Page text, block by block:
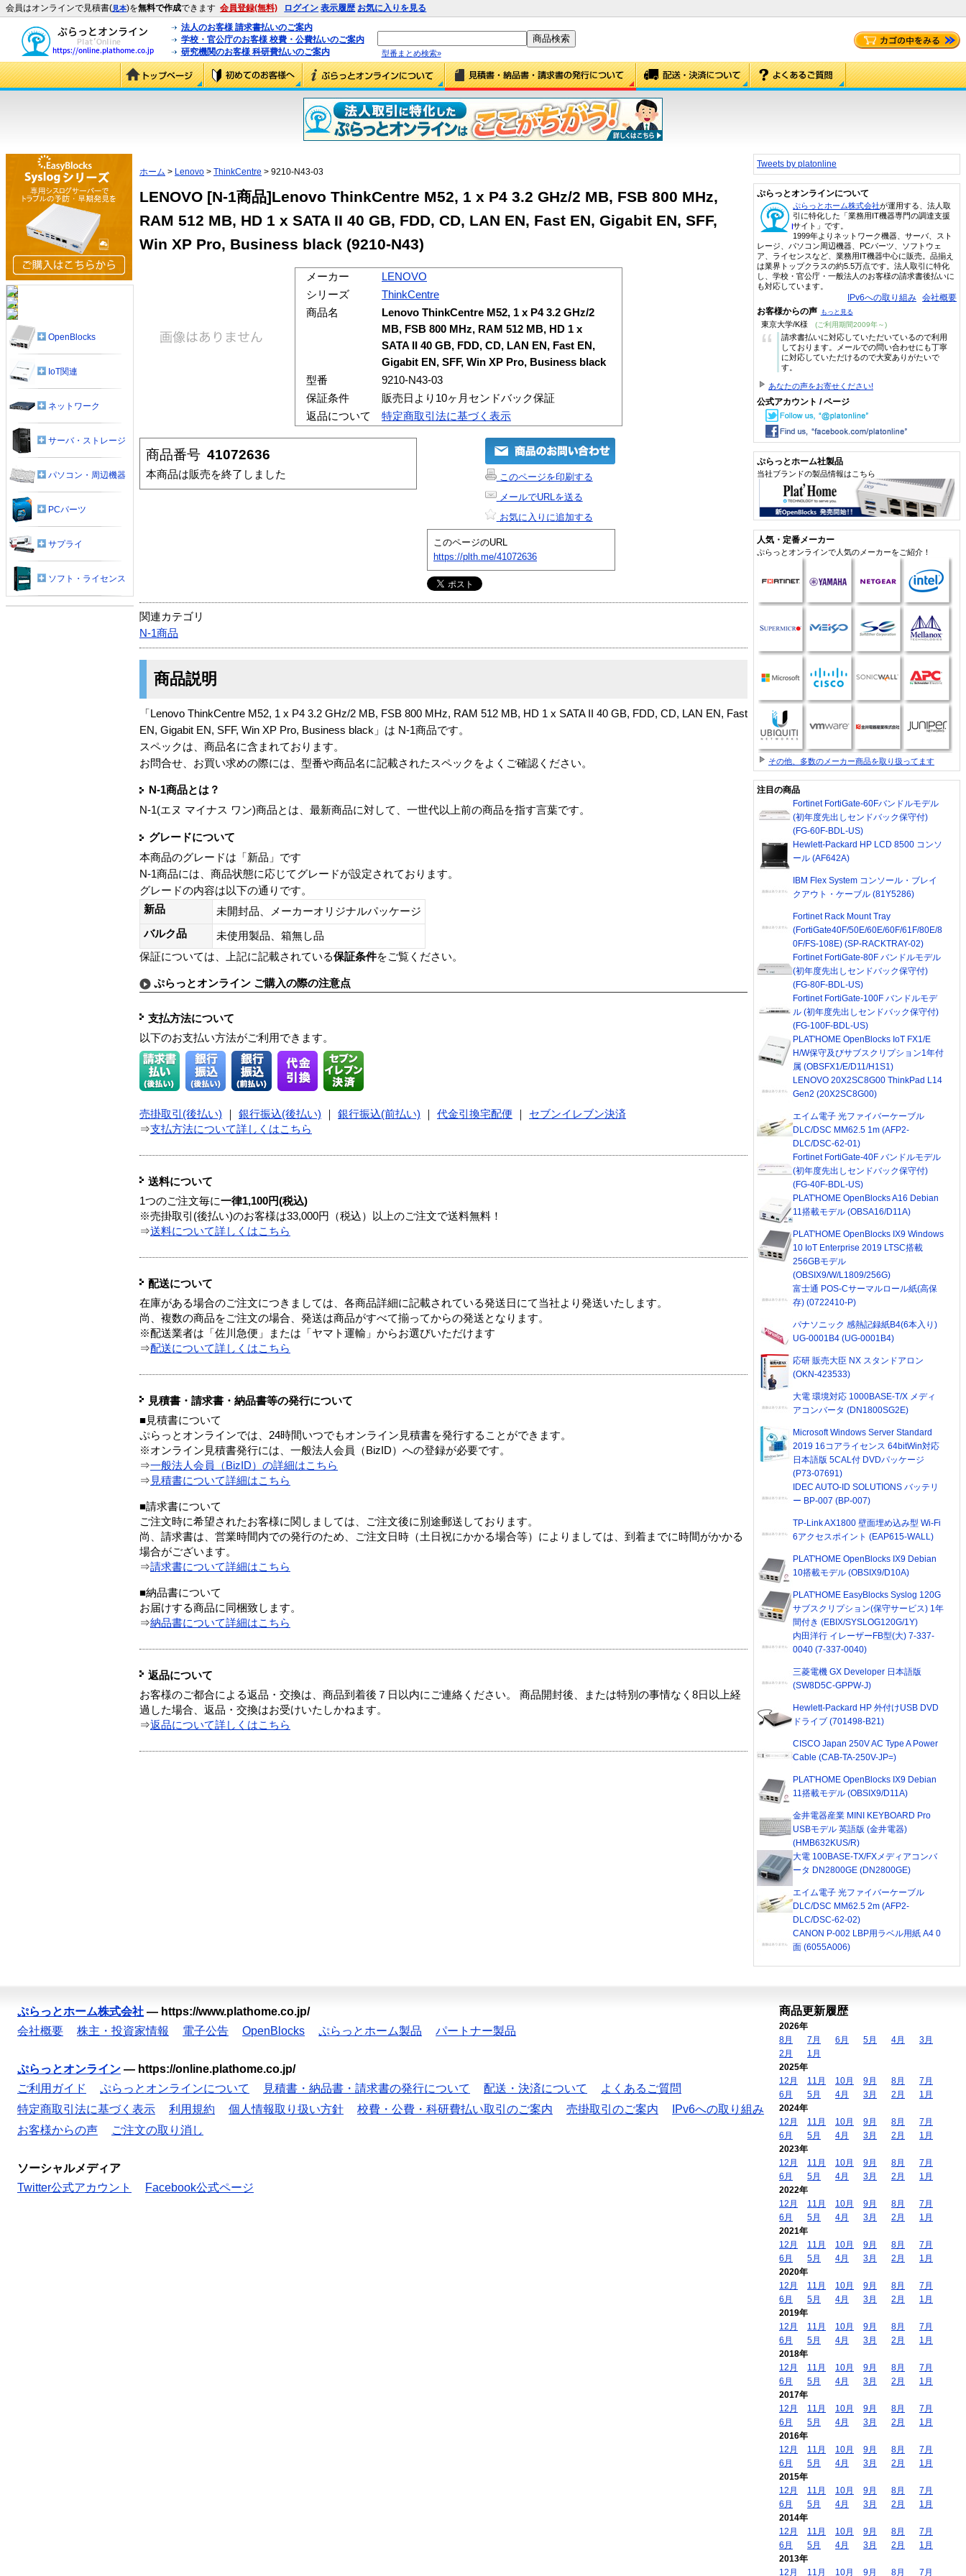
会員はオンラインで見積書(見本)を無料で作成できます 会員登録(無料) ログイン 表示履歴 お気に入りを見る
法人のお客様 請求書払いのご案内
学校・官公庁のお客様 校費・公費払いのご案内
研究機関のお客様 科研費払いのご案内
型番まとめ検索»
ホーム > Lenovo > ThinkCentre > 9210-N43-03
LENOVO [N-1商品]Lenovo ThinkCentre M52, 1 x P4 3.2 GHz/2 MB, FSB 800 MHz,
RAM 512 MB, HD 1 x SATA II 40 GB, FDD, CD, LAN EN, Fast EN, Gigabit EN, SFF,
Win XP Pro, Business black (9210-N43)
メーカー
LENOVO
シリーズ
ThinkCentre
商品名
Lenovo ThinkCentre M52, 1 x P4 3.2 GHz/2
MB, FSB 800 MHz, RAM 512 MB, HD 1 x
SATA II 40 GB, FDD, CD, LAN EN, Fast EN,
Gigabit EN, SFF, Win XP Pro, Business black
型番
9210-N43-03
保証条件
販売日より10ヶ月センドバック保証
返品について
特定商取引法に基づく表示
商品番号 41072636
本商品は販売を終了しました
このページを印刷する
メールでURLを送る
お気に入りに追加する
このページのURL
https://plth.me/41072636
関連カテゴリ
N-1商品
商品説明
「Lenovo ThinkCentre M52, 1 x P4 3.2 GHz/2 MB, FSB 800 MHz, RAM 512 MB, HD 1 x SATA II 40 GB, FDD, CD, LAN EN, Fast
EN, Gigabit EN, SFF, Win XP Pro, Business black」は N-1商品です。
スペックは、商品名に含まれております。
お問合せ、お買い求めの際には、型番や商品名に記載されたスペックをよくご確認ください。
N-1商品とは？
N-1(エヌ マイナス ワン)商品とは、最新商品に対して、一世代以上前の商品を指す言葉です。
グレードについて
本商品のグレードは「新品」です
N-1商品には、商品状態に応じてグレードが設定されております。
グレードの内容は以下の通りです。
新品
未開封品、メーカーオリジナルパッケージ
バルク品
未使用製品、箱無し品
保証については、上記に記載されている保証条件をご覧ください。
ぷらっとオンライン ご購入の際の注意点
支払方法について
以下のお支払い方法がご利用できます。
売掛取引(後払い) 銀行振込(後払い) 銀行振込(前払い) 代金引換宅配便
セブンイレブン決済
⇒支払方法について詳しくはこちら
送料について
1つのご注文毎に一律1,100円(税込)
※売掛取引(後払い)のお客様は33,000円（税込）以上のご注文で送料無料！
⇒送料について詳しくはこちら
配送について
在庫がある場合のご注文につきましては、各商品詳細に記載されている発送日にて当社より発送いたします。
尚、複数の商品をご注文の場合、発送は商品がすべて揃ってからの発送となります。
※配送業者は「佐川急便」または「ヤマト運輸」からお選びいただけます
⇒配送について詳しくはこちら
見積書・請求書・納品書等の発行について
■見積書について
ぷらっとオンラインでは、24時間いつでもオンライン見積書を発行することができます。
※オンライン見積書発行には、一般法人会員（BizID）への登録が必要です。
⇒一般法人会員（BizID）の詳細はこちら
⇒ 見積書について詳細はこちら
■請求書について
ご注文時に希望されたお客様に関しましては、ご注文後に別途郵送しております。
尚、請求書は、営業時間内での発行のため、ご注文日時（土日祝にかかる場合等）によりましては、到着までに時間がかかる
場合がございます。
⇒請求書について詳細はこちら
■納品書について
お届けする商品に同梱致します。
⇒納品書について詳細はこちら
返品について
お客様のご都合による返品・交換は、商品到着後７日以内にご連絡ください。 商品開封後、または特別の事情なく8日以上経
過した場合、返品・交換はお受けいたしかねます。
⇒返品について詳しくはこちら
OpenBlocks
IoT関連
ネットワーク
サーバ・ストレージ
パソコン・周辺機器
PCパーツ
サプライ
ソフト・ライセンス
Tweets by platonline
ぷらっとオンラインについて
ぷらっとホーム株式会社が運用する、法人取
引に特化した「業務用IT機器専門の調達支援
サイト」です。
1999年よりネットワーク機器、サーバ、スト
レージ、パソコン周辺機器、PCパーツ、ソフトウェ
ア、ライセンスなど、業務用IT機器中心に販売。品揃え
は業界トップクラスの約5.5万点です。法人取引に特化
し、学校・官公庁・一般法人のお客様の請求書後払いに
も対応しています。
IPv6への取り組み 会社概要
お客様からの声 もっと見る
東京大学/K様 (ご利用期間2009年～)
“
請求書払いに対応していただいているので利用
しております。メールでの問い合わせにも丁寧
に対応していただけるので大変ありがたいで
す。
あなたの声をお寄せください!
公式アカウント / ページ
ぷらっとホーム社製品
当社ブランドの製品情報はこちら
人気・定番メーカー
ぷらっとオンラインで人気のメーカーをご紹介！
その他、多数のメーカー商品を取り扱ってます
注目の商品
Fortinet FortiGate-60Fバンドルモデル
(初年度先出しセンドバック保守付)
(FG-60F-BDL-US)
Hewlett-Packard HP LCD 8500 コンソ
ール (AF642A)
IBM Flex System コンソール・ブレイ
クアウト・ケーブル (81Y5286)
Fortinet Rack Mount Tray
(FortiGate40F/50E/60E/60F/61F/80E/8
0F/FS-108E) (SP-RACKTRAY-02)
Fortinet FortiGate-80F バンドルモデル
(初年度先出しセンドバック保守付)
(FG-80F-BDL-US)
Fortinet FortiGate-100F バンドルモデ
ル (初年度先出しセンドバック保守付)
(FG-100F-BDL-US)
PLAT'HOME OpenBlocks IoT FX1/E
H/W保守及びサブスクリプション1年付
属 (OBSFX1/E/D11/H1S1)
LENOVO 20X2SC8G00 ThinkPad L14
Gen2 (20X2SC8G00)
エイム電子 光ファイバーケーブル
DLC/DSC MM62.5 1m (AFP2-
DLC/DSC-62-01)
Fortinet FortiGate-40F バンドルモデル
(初年度先出しセンドバック保守付)
(FG-40F-BDL-US)
PLAT'HOME OpenBlocks A16 Debian
11搭載モデル (OBSA16/D11A)
PLAT'HOME OpenBlocks IX9 Windows
10 IoT Enterprise 2019 LTSC搭載
256GBモデル
(OBSIX9/W/L1809/256G)
富士通 POS-Cサーマルロール紙(高保
存) (0722410-P)
パナソニック 感熱記録紙B4(6本入り)
UG-0001B4 (UG-0001B4)
応研 販売大臣 NX スタンドアロン
(OKN-423533)
大電 環境対応 1000BASE-T/X メディ
アコンバータ (DN1800SG2E)
Microsoft Windows Server Standard
2019 16コアライセンス 64bitWin対応
日本語版 5CAL付 DVDパッケージ
(P73-07691)
IDEC AUTO-ID SOLUTIONS バッテリ
ー BP-007 (BP-007)
TP-Link AX1800 壁面埋め込み型 Wi-Fi
6アクセスポイント (EAP615-WALL)
PLAT'HOME OpenBlocks IX9 Debian
10搭載モデル (OBSIX9/D10A)
PLAT'HOME EasyBlocks Syslog 120G
サブスクリプション(保守サービス) 1年
間付き (EBIX/SYSLOG120G/1Y)
内田洋行 イレーザーFB型(大) 7-337-
0040 (7-337-0040)
三菱電機 GX Developer 日本語版
(SW8D5C-GPPW-J)
Hewlett-Packard HP 外付けUSB DVD
ドライブ (701498-B21)
CISCO Japan 250V AC Type A Power
Cable (CAB-TA-250V-JP=)
PLAT'HOME OpenBlocks IX9 Debian
11搭載モデル (OBSIX9/D11A)
金井電器産業 MINI KEYBOARD Pro
USBモデル 英語版 (金井電器)
(HMB632KUS/R)
大電 100BASE-TX/FXメディアコンバ
ータ DN2800GE (DN2800GE)
エイム電子 光ファイバーケーブル
DLC/DSC MM62.5 2m (AFP2-
DLC/DSC-62-02)
CANON P-002 LBP用ラベル用紙 A4 0
面 (6055A006)
ぷらっとホーム株式会社 — https://www.plathome.co.jp/
会社概要
株主・投資家情報 電子公告 OpenBlocks ぷらっとホーム製品 パートナー製品
ぷらっとオンライン — https://online.plathome.co.jp/
ご利用ガイド
ぷらっとオンラインについて 見積書・納品書・請求書の発行について 配送・決済について
よくあるご質問
特定商取引法に基づく表示
利用規約 個人情報取り扱い方針 校費・公費・科研費払い取引のご案内 売掛取引のご案内
IPv6への取り組み
お客様からの声
ご注文の取り消し
ソーシャルメディア
Twitter公式アカウント
Facebook公式ページ
商品更新履歴
2026年
8月
7月 6月 5月 4月
3月
2月
1月
2025年
12月
11月 10月 9月 8月
7月
6月
5月 4月 3月 2月
1月
2024年
12月
11月 10月 9月 8月
7月
6月
5月 4月 3月 2月
1月
2023年
12月
11月 10月 9月 8月
7月
6月
5月 4月 3月 2月
1月
2022年
12月
11月 10月 9月 8月
7月
6月
5月 4月 3月 2月
1月
2021年
12月
11月 10月 9月 8月
7月
6月
5月 4月 3月 2月
1月
2020年
12月
11月 10月 9月 8月
7月
6月
5月 4月 3月 2月
1月
2019年
12月
11月 10月 9月 8月
7月
6月
5月 4月 3月 2月
1月
2018年
12月
11月 10月 9月 8月
7月
6月
5月 4月 3月 2月
1月
2017年
12月
11月 10月 9月 8月
7月
6月
5月 4月 3月 2月
1月
2016年
12月
11月 10月 9月 8月
7月
6月
5月 4月 3月 2月
1月
2015年
12月
11月 10月 9月 8月
7月
6月
5月 4月 3月 2月
1月
2014年
12月
11月 10月 9月 8月
7月
6月
5月 4月 3月 2月
1月
2013年
12月
11月 10月 9月 8月 7月